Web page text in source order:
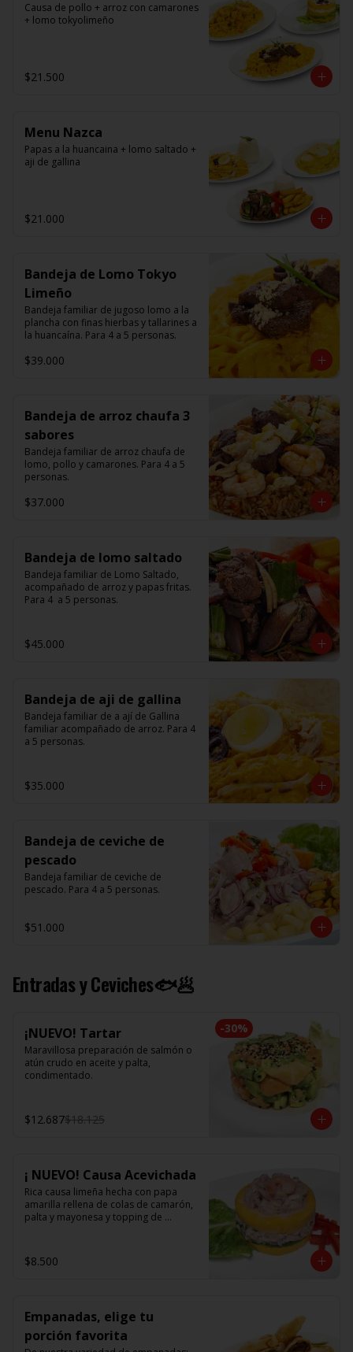
Causa de pollo + arroz con camarones
+ lomo tokyolimeño
$21.500
Menu Nazca
Papas a la huancaina + lomo saltado +
aji de gallina
$21.000
Bandeja de Lomo Tokyo
Limeño
Bandeja familiar de jugoso lomo a la
plancha con finas hierbas y tallarines a
la huancaína. Para 4 a 5 personas.
$39.000
Bandeja de arroz chaufa 3
sabores
Bandeja familiar de arroz chaufa de
lomo, pollo y camarones. Para 4 a 5
personas.
$37.000
Bandeja de lomo saltado
Bandeja familiar de Lomo Saltado,
acompañado de arroz y papas fritas.
Para 4  a 5 personas.
$45.000
Bandeja de aji de gallina
Bandeja familiar de a ají de Gallina
familiar acompañado de arroz. Para 4
a 5 personas.
$35.000
Bandeja de ceviche de
pescado
Bandeja familiar de ceviche de
pescado. Para 4 a 5 personas.
$51.000
Entradas y Ceviches🐟🥟
-30%
¡NUEVO! Tartar
Maravillosa preparación de salmón o
atún crudo en aceite y palta,
condimentado.
$12.687$18.125
¡ NUEVO! Causa Acevichada
Rica causa limeña hecha con papa
amarilla rellena de colas de camarón,
palta y mayonesa y topping de
$8.500
Empanadas, elige tu
porción favorita